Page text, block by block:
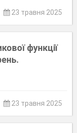
23 травня 2025
функції
23 травня 2025